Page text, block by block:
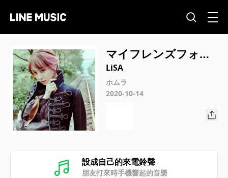
マイフレンズフォー
エバー
LiSA
ホムラ
2020-10-14
設成自己的來電鈴聲
朋友打來時手機響起的音樂